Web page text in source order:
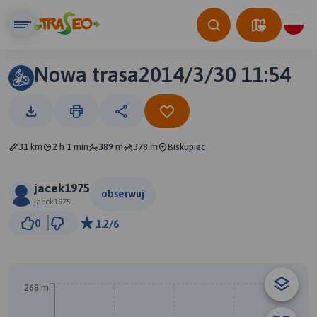
Nowa trasa2014/3/30 11:54
31 km 2 h 1 min 389 m 378 m Biskupiec
jacek1975
jacek1975
obserwuj
0 1.2/6
268 m